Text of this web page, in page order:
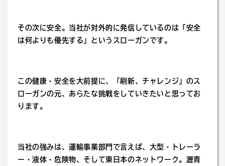
その次に安全。当社が対外的に発信しているのは「安全
は何よりも優先する」というスローガンです。
この健康・安全を大前提に、「刷新、チャレンジ」のス
ローガンの元、あらたな挑戦をしていきたいと思ってお
ります。
当社の強みは、運輸事業部門で言えば、大型・トレーラ
ー・液体・危険物、そして東日本のネットワーク。瀝青